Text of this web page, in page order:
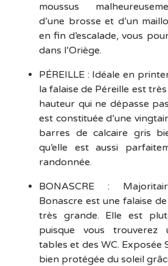
moussus
d’une brosse et d’un
en fin d’escalade, vous
dans l’Oriège.
PÉREILLE : Idéale en
la falaise de Péreille est
hauteur qui ne dépasse
est constituée d’une
barres de calcaire gris
qu’elle est aussi
randonnée.
BONASCRE :
Bonascre est une falaise
très grande. Elle est
puisque vous trouverez
tables et des WC. Exposée
bien protégée du soleil